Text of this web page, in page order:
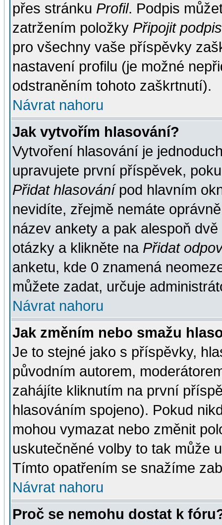
přes stránku Profil. Podpis
zatržením položky Připojit podpis
pro všechny vaše příspěvky
nastavení profilu (je možné
odstraněním tohoto zaškrtnutí).
Návrat nahoru
Jak vytvořím hlasování?
Vytvoření hlasování je
upravujete první příspěvek,
Přidat hlasovánípod hlavním
nevidíte, zřejmě nemáte
název ankety a pak alespoň
otázky a klikněte na Přidat
anketu, kde 0 znamená
můžete zadat, určuje
Návrat nahoru
Jak změním nebo smažu
Je to stejné jako s příspěvky,
původním autorem,
zahájíte kliknutím na první
hlasováním spojeno). Pokud
mohou vymazat nebo změnit
uskutečněné volby to tak může
Tímto opatřením se snažíme
Návrat nahoru
Proč se nemohu dostat k